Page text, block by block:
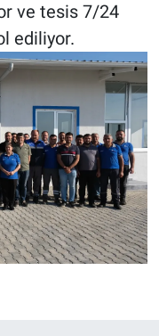
ve tesis 7/24
ediliyor.